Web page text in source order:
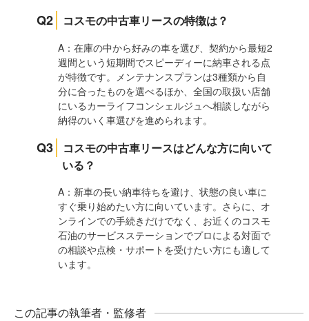
Q2 コスモの中古車リースの特徴は？
A：在庫の中から好みの車を選び、契約から最短2
週間という短期間でスピーディーに納車される点
が特徴です。メンテナンスプランは3種類から自
分に合ったものを選べるほか、全国の取扱い店舗
にいるカーライフコンシェルジュへ相談しながら
納得のいく車選びを進められます。
Q3
コスモの中古車リースはどんな方に向いて
いる？
A：新車の長い納車待ちを避け、状態の良い車に
すぐ乗り始めたい方に向いています。さらに、オ
ンラインでの手続きだけでなく、お近くのコスモ
石油のサービスステーションでプロによる対面で
の相談や点検・サポートを受けたい方にも適して
います。
この記事の執筆者・監修者